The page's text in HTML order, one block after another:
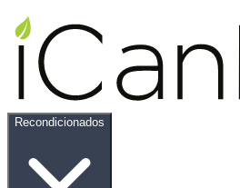
Recondicionados